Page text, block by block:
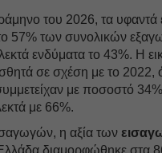
του 2026, τα υφαντά
57% των συνολικών
ενδύματα το 43%. Η
σε σχέση με το 2022,
με ποσοστό 34%
με 66%.
η αξία των
διαμορφώθηκε στα